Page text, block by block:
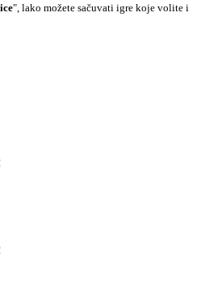
", lako možete sačuvati igre koje volite i